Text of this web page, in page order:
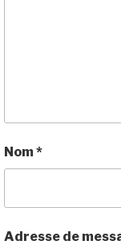
Nom*
Adresse de